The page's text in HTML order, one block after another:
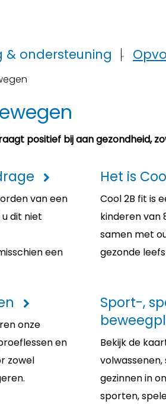
& ondersteuning
positief bij aan gezondheid,
van een
dit niet
een
Het is
Cool 2B fit is
kinderen van
samen met
gezonde
onze
en
zowel
Sport-,
Bekijk de
gezinnen in
sporten,